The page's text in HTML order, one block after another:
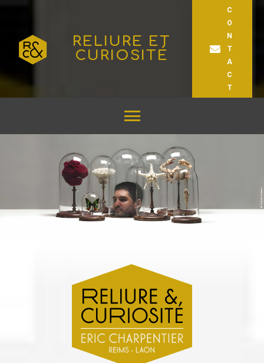
RELIURE ET
CURIOSITÉ
C
O
N
T
A
C
T